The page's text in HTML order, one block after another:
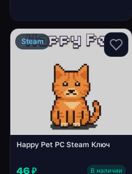
Steam
Happy Pet PC Steam Ключ
46 ₽ В наличии